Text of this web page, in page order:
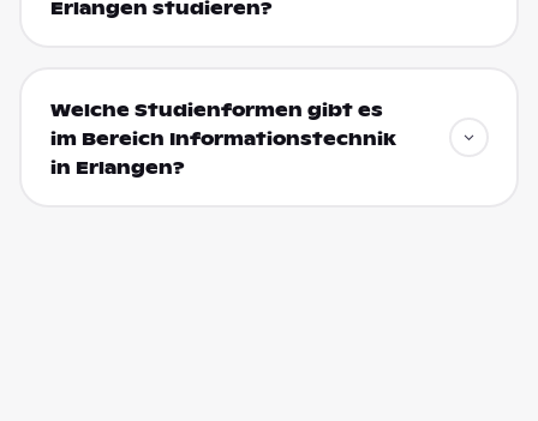
Erlangen studieren?
Welche Studienformen gibt es
im Bereich Informationstechnik
in Erlangen?